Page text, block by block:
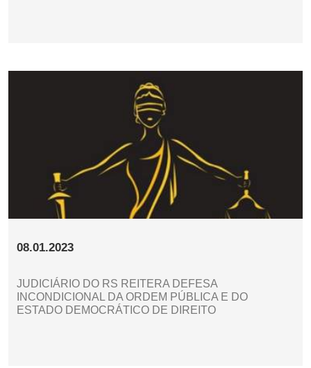
08.01.2023
JUDICIÁRIO DO RS REITERA DEFESA
INCONDICIONAL DA ORDEM PÚBLICA E DO
ESTADO DEMOCRÁTICO DE DIREITO